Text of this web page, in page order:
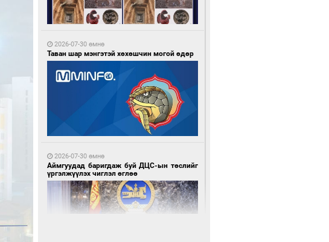
Бүх шатанд хэмнэлтийн горимд шилжиж,
найр наадам, зөвлөгөөн, гадаад
томилолтыг хориглолоо
2026-07-30 өмнө
Таван шар мэнгэтэй хөхөшчин могой өдөр
2026-07-30 өмнө
Аймгуудад баригдаж буй ДЦС-ын төслийг
үргэлжүүлэх чиглэл өглөө